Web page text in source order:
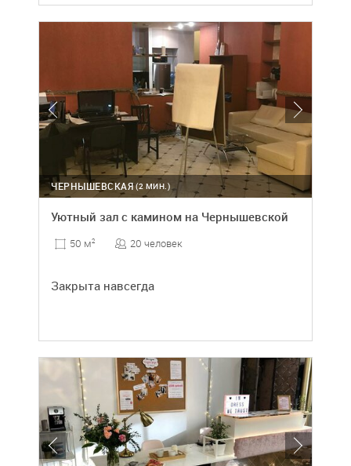
(2 МИН.)
ЧЕРНЫШЕВСКАЯ
Уютный зал с камином на Чернышевской
50 м2 20 человек
Закрыта навсегда